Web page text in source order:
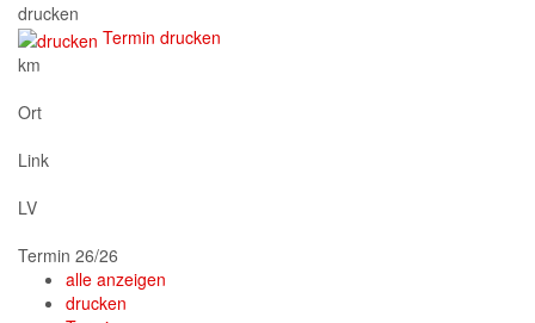
drucken
Termin drucken
km
Ort
Link
LV
Termin 26/26
alle anzeigen
drucken